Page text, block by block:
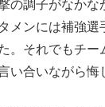
の調子がなか
メンには補強
。それでもチ
い合いながら